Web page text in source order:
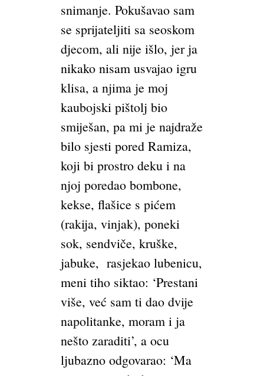
snimanje. Pokušavao sam
se sprijateljiti sa seoskom
djecom, ali nije išlo, jer ja
nikako nisam usvajao igru
klisa, a njima je moj
kaubojski pištolj bio
smiješan, pa mi je najdraže
bilo sjesti pored Ramiza,
koji bi prostro deku i na
njoj poredao bombone,
kekse, flašice s pićem
(rakija, vinjak), poneki
sok, sendviče, kruške,
jabuke, rasjekao lubenicu,
meni tiho siktao: ‘Prestani
više, već sam ti dao dvije
napolitanke, moram i ja
nešto zaraditi’, a ocu
ljubazno odgovarao: ‘Ma